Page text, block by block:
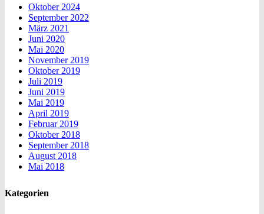
Oktober 2024
September 2022
März 2021
Juni 2020
Mai 2020
November 2019
Oktober 2019
Juli 2019
Juni 2019
Mai 2019
April 2019
Februar 2019
Oktober 2018
September 2018
August 2018
Mai 2018
Kategorien